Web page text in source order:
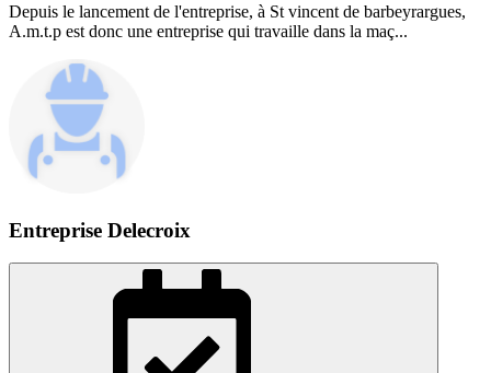
Depuis le lancement de l'entreprise, à St vincent de barbeyrargues,
A.m.t.p est donc une entreprise qui travaille dans la maç...
Entreprise Delecroix